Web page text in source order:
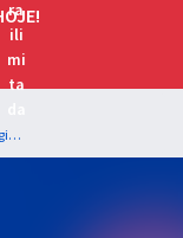
IFPE - Instituto Federal de Educação, Ciência e Tecnologia de Pernambuco - Conhecimentos Comuns para os Cargos de Professor de Ensino Básico, Técnico e Tecnólogo - EBTT